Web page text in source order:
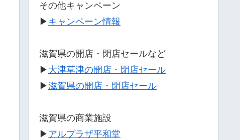
その他キャンペーン
▶ キャンペーン情報
滋賀県の開店・閉店セールなど
▶ 大津草津の開店・閉店セール
▶滋賀県の開店・閉店セール
滋賀県の商業施設
▶ アルプラザ平和堂